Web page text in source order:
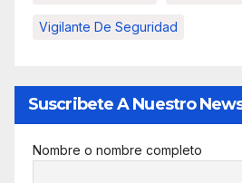
Vigilante De Seguridad
Suscribete A Nuestro
Nombre o nombre completo